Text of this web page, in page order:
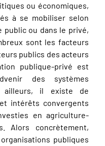
ou économiques,
à se mobiliser selon
public ou dans le privé,
sont les facteurs
publics des acteurs
publique-privé est
des systèmes
ailleurs, il existe de
intérêts convergents
en agriculture-
Alors concrètement,
publiques